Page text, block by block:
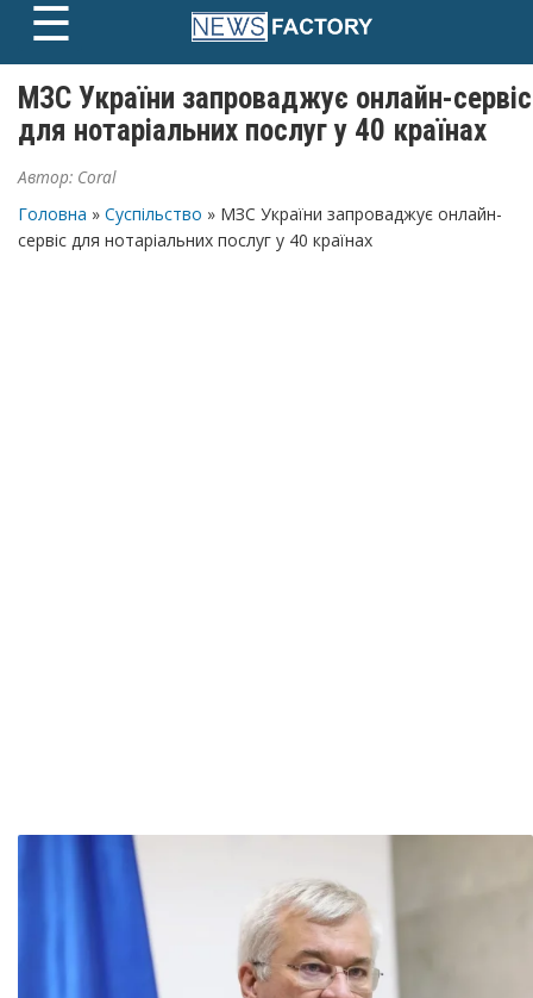
content
☰
МЗС України запроваджує онлайн-сервіс
для нотаріальних послуг у 40 країнах
Автор: Coral
Головна » Суспільство » МЗС України запроваджує онлайн-
сервіс для нотаріальних послуг у 40 країнах